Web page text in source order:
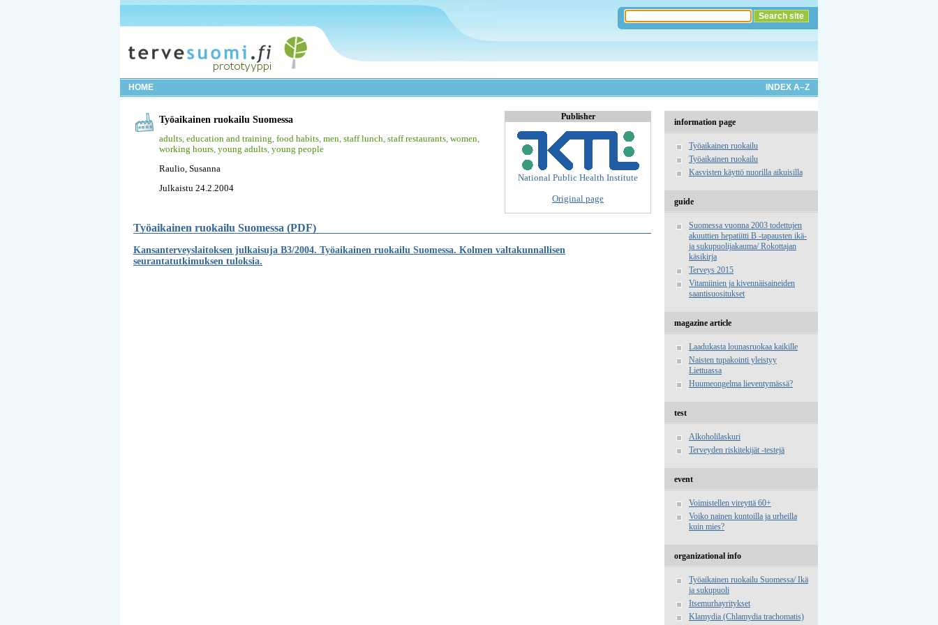
HOME INDEX A–Z
Publisher
National Public Health Institute
Original page
Työaikainen ruokailu Suomessa
adults education and training food habits men staff lunch staff restaurants women
working hours young adults young people
Raulio, Susanna
Julkaistu 24.2.2004
Työaikainen ruokailu Suomessa (PDF)
Kansanterveyslaitoksen julkaisuja B3/2004. Työaikainen ruokailu Suomessa. Kolmen valtakunnallisen
seurantatutkimuksen tuloksia.
information page
Työaikainen ruokailu
Työaikainen ruokailu
Kasvisten käyttö nuorilla aikuisilla
guide
Suomessa vuonna 2003 todettujen
akuuttien hepatiitti B -tapausten ikä-
ja sukupuolijakauma/ Rokottajan
käsikirja
Terveys 2015
Vitamiinien ja kivennäisaineiden
saantisuositukset
magazine article
Laadukasta lounasruokaa kaikille
Naisten tupakointi yleistyy
Liettuassa
Huumeongelma lieventymässä?
test
Alkoholilaskuri
Terveyden riskitekijät -testejä
event
Voimistellen vireyttä 60+
Voiko nainen kuntoilla ja urheilla
kuin mies?
organizational info
Työaikainen ruokailu Suomessa/ Ikä
ja sukupuoli
Itsemurhayritykset
Klamydia (Chlamydia trachomatis)